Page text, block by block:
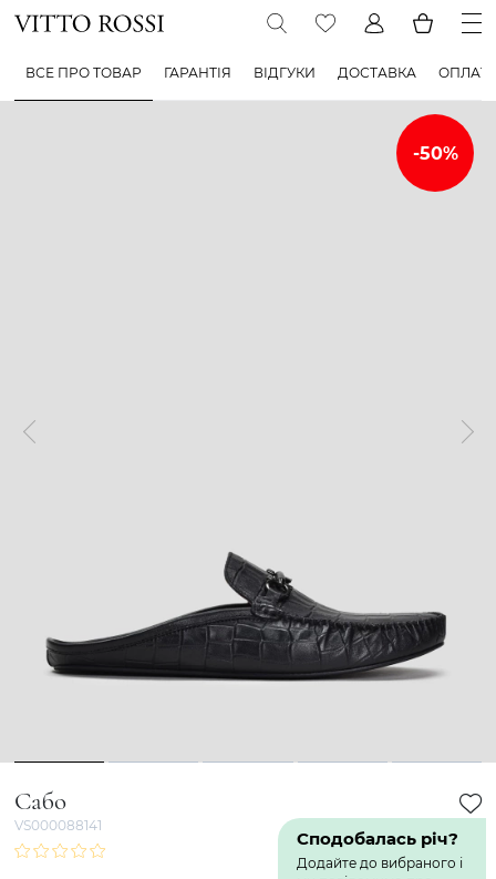
ВСЕ ПРО ТОВАР ГАРАНТІЯ ВІДГУКИ ДОСТАВКА
1 2 3 4 5
Сабо
VS000088141
Сподобалась річ?
Додайте до вибраного і